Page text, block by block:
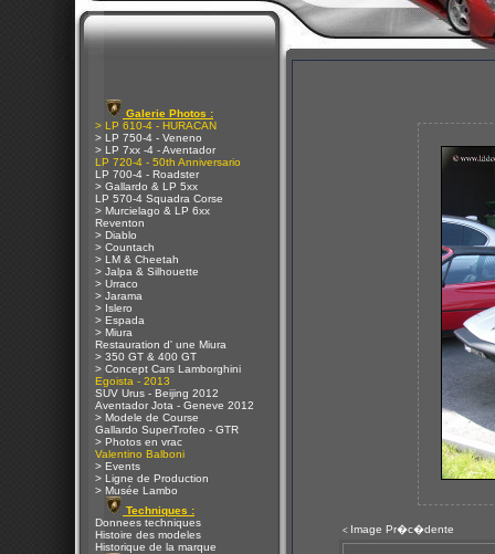
Galerie Photos :
> LP 610-4 - HURACAN
> LP 750-4 - Veneno
> LP 7xx -4 - Aventador
LP 720-4 - 50th Anniversario
LP 700-4 - Roadster
> Gallardo & LP 5xx
LP 570-4 Squadra Corse
> Murcielago & LP 6xx
Reventon
> Diablo
> Countach
> LM & Cheetah
> Jalpa & Silhouette
> Urraco
> Jarama
> Islero
> Espada
> Miura
Restauration d' une Miura
> 350 GT & 400 GT
> Concept Cars Lamborghini
Egoista - 2013
SUV Urus - Beijing 2012
Aventador Jota - Geneve 2012
> Modele de Course
Gallardo SuperTrofeo - GTR
> Photos en vrac
Valentino Balboni
> Events
> Ligne de Production
> Musée Lambo
Techniques :
Donnees techniques
Histoire des modeles
Historique de la marque
< Image Pr�c�dente